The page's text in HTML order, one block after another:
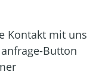
Kontakt mit uns
Button